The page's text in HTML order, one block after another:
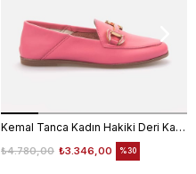
Kemal Tanca Kadın Hakiki Deri Kauçuk Taban Pembe Loafer Konforlu Babet
₺3.346,00
₺4.780,00 %30